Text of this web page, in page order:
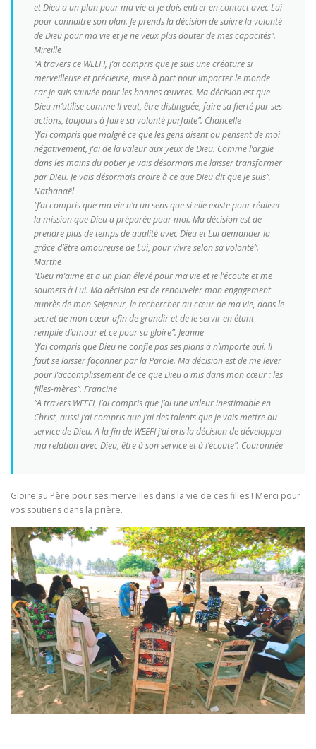
et Dieu a un plan pour ma vie et je dois entrer en contact avec Lui
pour connaitre son plan. Je prends la décision de suivre la volonté
de Dieu pour ma vie et je ne veux plus douter de mes capacités”.
Mireille
“A travers ce WEEFI, j’ai compris que je suis une créature si
merveilleuse et précieuse, mise à part pour impacter le monde
car je suis sauvée pour les bonnes œuvres. Ma décision est que
Dieu m’utilise comme Il veut, être distinguée, faire sa fierté par ses
actions, toujours à faire sa volonté parfaite”. Chancelle
“J’ai compris que malgré ce que les gens disent ou pensent de moi
négativement, j’ai de la valeur aux yeux de Dieu. Comme l’argile
dans les mains du potier je vais désormais me laisser transformer
par Dieu. Je vais désormais croire à ce que Dieu dit que je suis”.
Nathanaël
“J’ai compris que ma vie n’a un sens que si elle existe pour réaliser
la mission que Dieu a préparée pour moi. Ma décision est de
prendre plus de temps de qualité avec Dieu et Lui demander la
grâce d’être amoureuse de Lui, pour vivre selon sa volonté”.
Marthe
“Dieu m’aime et a un plan élevé pour ma vie et je l’écoute et me
soumets à Lui. Ma décision est de renouveler mon engagement
auprès de mon Seigneur, le rechercher au cœur de ma vie, dans le
secret de mon cœur afin de grandir et de le servir en étant
remplie d’amour et ce pour sa gloire”. Jeanne
“J’ai compris que Dieu ne confie pas ses plans à n’importe qui. Il
faut se laisser façonner par la Parole. Ma décision est de me lever
pour l’accomplissement de ce que Dieu a mis dans mon cœur : les
filles-mères”. Francine
“A travers WEEFI, j’ai compris que j’ai une valeur inestimable en
Christ, aussi j’ai compris que j’ai des talents que je vais mettre au
service de Dieu. A la fin de WEEFI j’ai pris la décision de développer
ma relation avec Dieu, être à son service et à l’écoute”. Couronnée
Gloire au Père pour ses merveilles dans la vie de ces filles ! Merci pour
vos soutiens dans la prière.